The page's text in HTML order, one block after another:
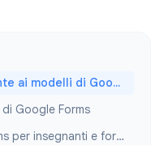
Come accedere gratuitamente ai modelli di Google Forms
Google Forms
Modelli di quiz di Google Forms per insegnanti e formatori